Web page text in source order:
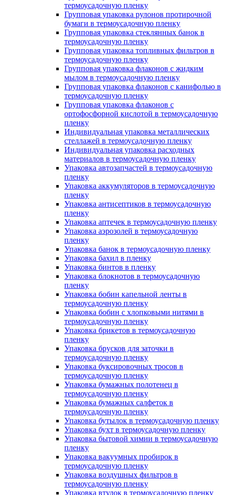
термоусадочную пленку
Групповая упаковка рулонов протирочной
бумаги в термоусадочную пленку
Групповая упаковка стеклянных банок в
термоусадочную пленку
Групповая упаковка топливных фильтров в
термоусадочную пленку
Групповая упаковка флаконов с жидким
мылом в термоусадочную пленку
Групповая упаковка флаконов с канифолью в
термоусадочную пленку
Групповая упаковка флаконов с
ортофосфорной кислотой в термоусадочную
пленку
Индивидуальная упаковка металлических
стеллажей в термоусадочную пленку
Индивидуальная упаковка расходных
материалов в термоусадочную пленку
Упаковка автозапчастей в термоусадочную
пленку
Упаковка аккумуляторов в термоусадочную
пленку
Упаковка антисептиков в термоусадочную
пленку
Упаковка аптечек в термоусадочную пленку
Упаковка аэрозолей в термоусадочную
пленку
Упаковка банок в термоусадочную пленку
Упаковка бахил в пленку
Упаковка бинтов в пленку
Упаковка блокнотов в термоусадочную
пленку
Упаковка бобин капельной ленты в
термоусадочную пленку
Упаковка бобин с хлопковыми нитями в
термоусадочную пленку
Упаковка брикетов в термоусадочную
пленку
Упаковка брусков для заточки в
термоусадочную пленку
Упаковка буксировочных тросов в
термоусадочную пленку
Упаковка бумажных полотенец в
термоусадочную пленку
Упаковка бумажных салфеток в
термоусадочную пленку
Упаковка бутылок в термоусадочную пленку
Упаковка бухт в термоусадочную пленку
Упаковка бытовой химии в термоусадочную
пленку
Упаковка вакуумных пробирок в
термоусадочную пленку
Упаковка воздушных фильтров в
термоусадочную пленку
Упаковка втулок в термоусадочную пленку